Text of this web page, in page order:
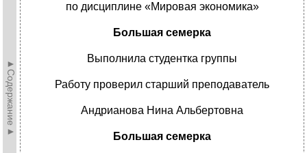
►Содержание►
по дисциплине «Мировая экономика»
Большая семерка
Выполнила студентка группы
Работу проверил старший преподаватель
Андрианова Нина Альбертовна
Большая семерка